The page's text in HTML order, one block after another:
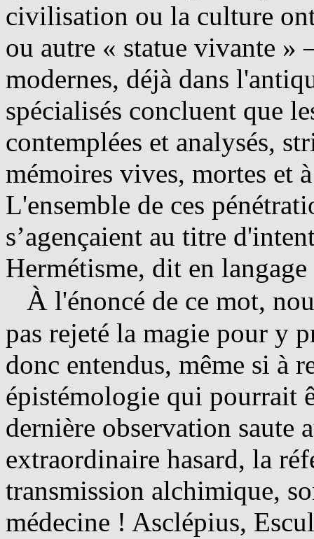
civilisation ou la culture
ou autre « statue vivante »
modernes, déjà dans
spécialisés concluent que
contemplées et analysés,
mémoires vives, mortes et
L'ensemble de ces
s’agençaient au titre
Hermétisme, dit en
À l'énoncé de ce mot,
pas rejeté la magie pour y
donc entendus, même si à
épistémologie qui pourrait
dernière observation saute
extraordinaire hasard, la
transmission alchimique,
médecine ! Asclépius,